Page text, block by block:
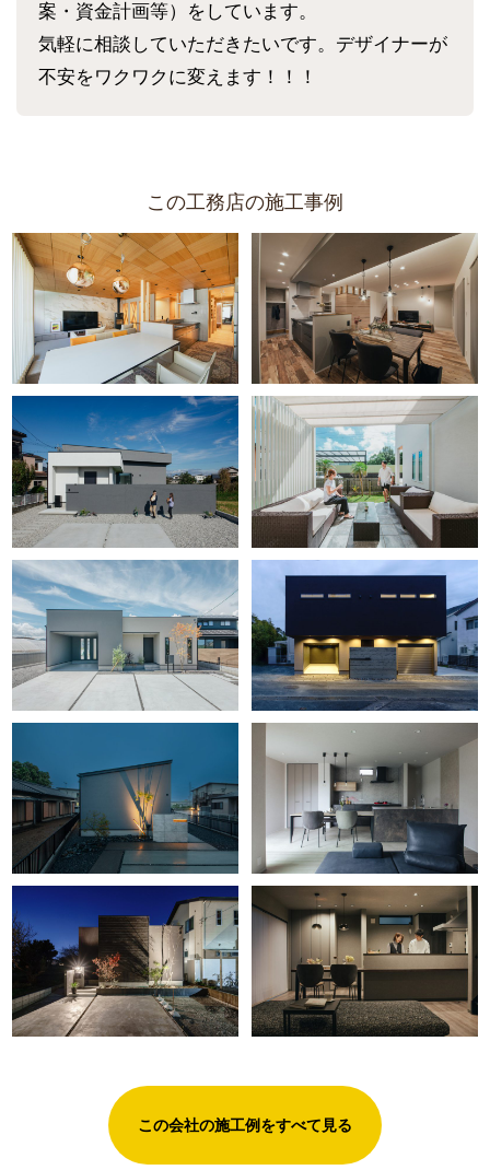
案・資金計画等）をしています。
気軽に相談していただきたいです。デザイナーが
不安をワクワクに変えます！！！
この工務店の施工事例
この会社の施工例をすべて見る